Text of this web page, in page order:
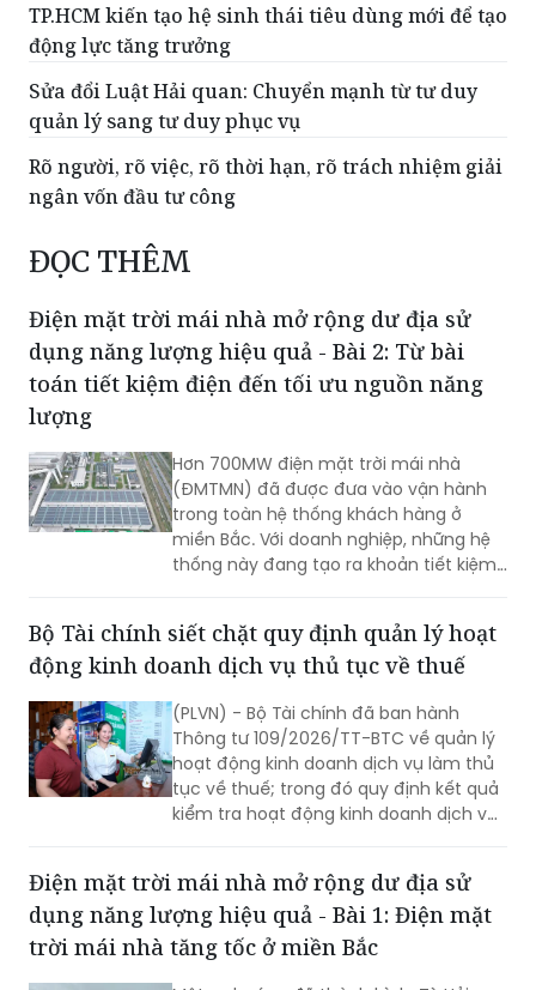
TP.HCM kiến tạo hệ sinh thái tiêu dùng mới để tạo
động lực tăng trưởng
Sửa đổi Luật Hải quan: Chuyển mạnh từ tư duy
quản lý sang tư duy phục vụ
Rõ người, rõ việc, rõ thời hạn, rõ trách nhiệm giải
ngân vốn đầu tư công
ĐỌC THÊM
Điện mặt trời mái nhà mở rộng dư địa sử
dụng năng lượng hiệu quả - Bài 2: Từ bài
toán tiết kiệm điện đến tối ưu nguồn năng
lượng
Hơn 700MW điện mặt trời mái nhà
(ĐMTMN) đã được đưa vào vận hành
trong toàn hệ thống khách hàng ở
miền Bắc. Với doanh nghiệp, những hệ
thống này đang tạo ra khoản tiết kiệm
nhiều mục tiêu trong cái nhìn mới về sử
dụng năng lượng hiệu quả.
Bộ Tài chính siết chặt quy định quản lý hoạt
động kinh doanh dịch vụ thủ tục về thuế
(PLVN) - Bộ Tài chính đã ban hành
Thông tư 109/2026/TT-BTC về quản lý
hoạt động kinh doanh dịch vụ làm thủ
tục về thuế; trong đó quy định kết quả
kiểm tra hoạt động kinh doanh dịch vụ
Điện mặt trời mái nhà mở rộng dư địa sử
dụng năng lượng hiệu quả - Bài 1: Điện mặt
trời mái nhà tăng tốc ở miền Bắc